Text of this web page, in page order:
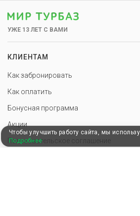
УЖЕ 13 ЛЕТ С ВАМИ
КЛИЕНТАМ
Как забронировать
Как оплатить
Бонусная программа
Акции
Пользовательское соглашение
Чтобы улучшить работу сайта, мы
Подробнее